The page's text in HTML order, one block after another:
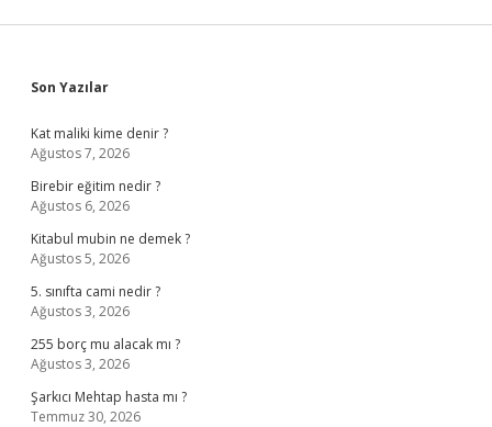
Sidebar
Son Yazılar
Kat maliki kime denir ?
Ağustos 7, 2026
Birebir eğitim nedir ?
Ağustos 6, 2026
Kitabul mubin ne demek ?
Ağustos 5, 2026
5. sınıfta cami nedir ?
Ağustos 3, 2026
255 borç mu alacak mı ?
Ağustos 3, 2026
Şarkıcı Mehtap hasta mı ?
Temmuz 30, 2026